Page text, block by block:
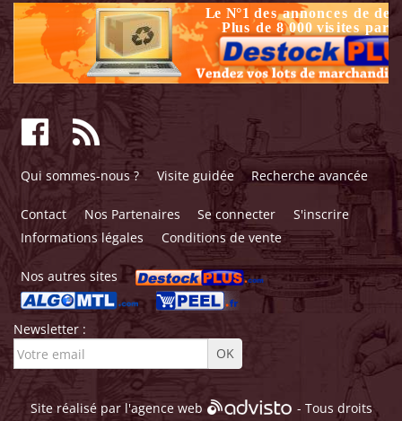
Qui sommes-nous ? Visite guidée Recherche avancée
Contact Nos Partenaires Se connecter
S'inscrire
Informations légales
Conditions de vente
Nos autres sites
Newsletter :
Site réalisé par l'agence web - Tous droits